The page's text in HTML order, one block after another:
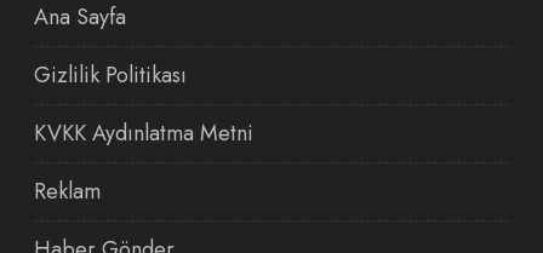
Ana Sayfa
Gizlilik Politikası
KVKK Aydınlatma Metni
Reklam